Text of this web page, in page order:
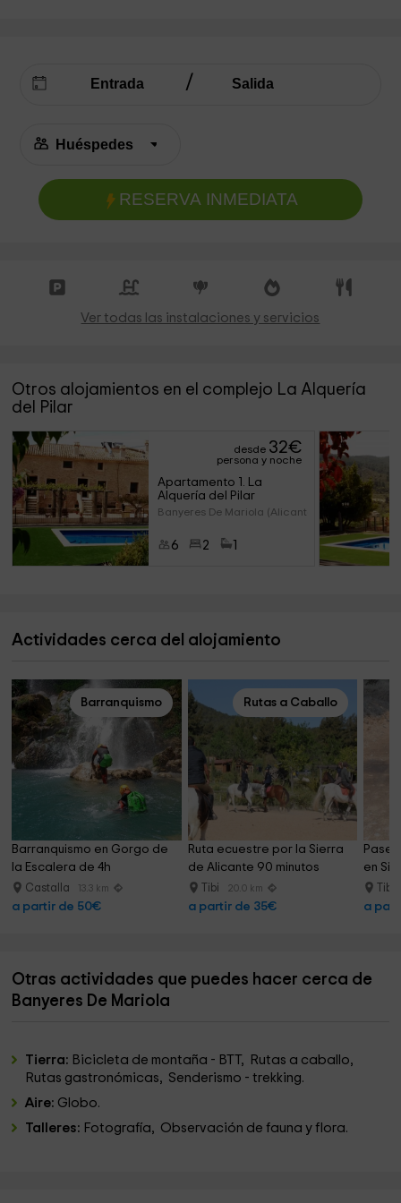
RESERVA INMEDIATA
Ver todas las instalaciones y servicios
Otros alojamientos en el complejo La Alquería
del Pilar
desde 32€
persona y noche
Apartamento 1. La
Alquería del Pilar
Banyeres De Mariola (Alicante)
6 2
Actividades cerca del alojamiento
Barranquismo
Barranquismo en Gorgo de
la Escalera de 4h
Castalla 13.3 km
a partir de 50€
Rutas a Caballo
Ruta ecuestre por la Sierra
de Alicante 90 minutos
Tibi 20.0 km
a partir de 35€
en
Tibi
a
Otras actividades que puedes hacer cerca de
Banyeres De Mariola
Tierra: Bicicleta de montaña - BTT, Rutas a caballo,
Rutas gastronómicas, Senderismo - trekking.
Aire: Globo.
Talleres: Fotografía, Observación de fauna y flora.